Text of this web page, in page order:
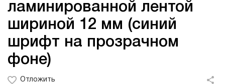
ламинированной лентой
шириной 12 мм (синий
шрифт на прозрачном
фоне)
Отложить